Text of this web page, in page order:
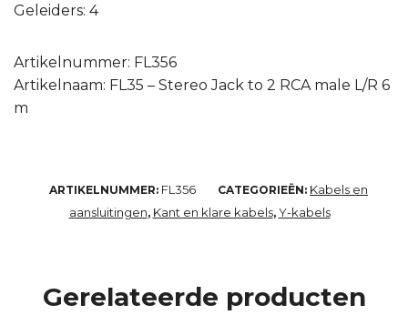
Geleiders: 4
Artikelnummer: FL356
Artikelnaam: FL35 – Stereo Jack to 2 RCA male L/R 6
m
ARTIKELNUMMER: FL356 CATEGORIEËN: Kabels en
aansluitingen, Kant en klare kabels, Y-kabels
Gerelateerde producten